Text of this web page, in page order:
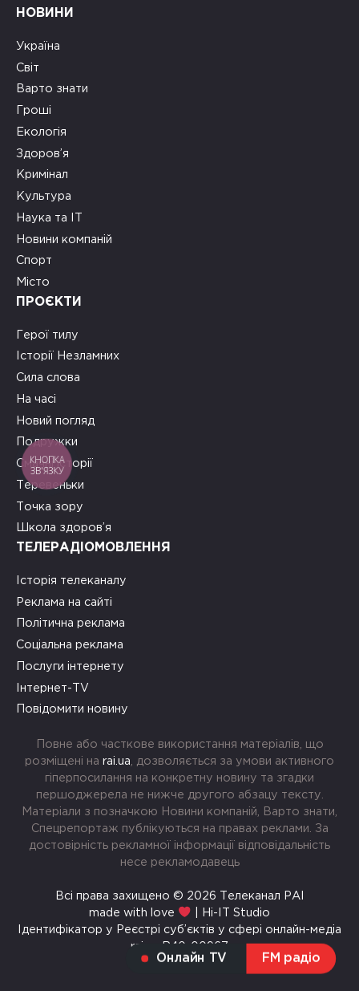
Онлайн TV FM радіо
НОВИНИ
Україна
Світ
Варто знати
Гроші
Екологія
Здоров’я
Кримінал
Культура
Наука та ІТ
Новини компаній
Спорт
Місто
ПРОЄКТИ
Герої тилу
Історії Незламних
Сила слова
На часі
Новий погляд
Подружки
Смачні історії
Теревеньки
Точка зору
Школа здоров’я
ТЕЛЕРАДІОМОВЛЕННЯ
Історія телеканалу
Реклама на сайті
Політична реклама
Соціальна реклама
Послуги інтернету
Інтернет-TV
Повідомити новину
Повне або часткове використання матеріалів, що
розміщені на rai.ua , дозволяється за умови активного
гіперпосилання на конкретну новину та згадки
першоджерела не нижче другого абзацу тексту.
Матеріали з позначкою Новини компаній, Варто знати,
Спецрепортаж публікуються на правах реклами. За
достовірність рекламної інформації відповідальність
несе рекламодавець
Всі права захищено © 2026 Телеканал РАІ
made with love
| Hi-IT Studio
Ідентифікатор у Реєстрі суб’єктів у сфері онлайн-медіа
rai.ua R40-00967
КНОПКА
ЗВ'ЯЗКУ